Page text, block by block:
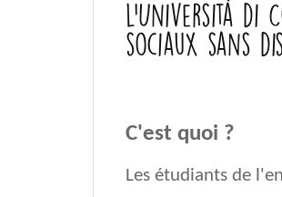
l’Università di
sociaux sans
C'est quoi ?
Les étudiants de